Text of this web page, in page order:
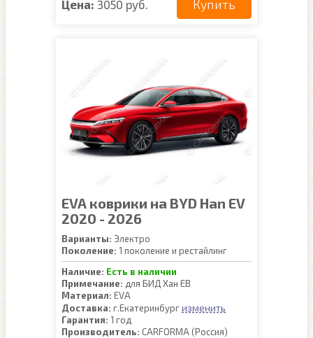
Цена: 3050 руб. Купить
EVA коврики на BYD Han EV
2020 - 2026
Варианты: Электро
Поколение: 1 поколение и рестайлинг
Наличие: Есть в наличии
Примечание: для БИД Хан ЕВ
Материал: EVA
Доставка: г.Екатеринбургизменить
Гарантия: 1 год
Производитель: CARFORMA (Россия)